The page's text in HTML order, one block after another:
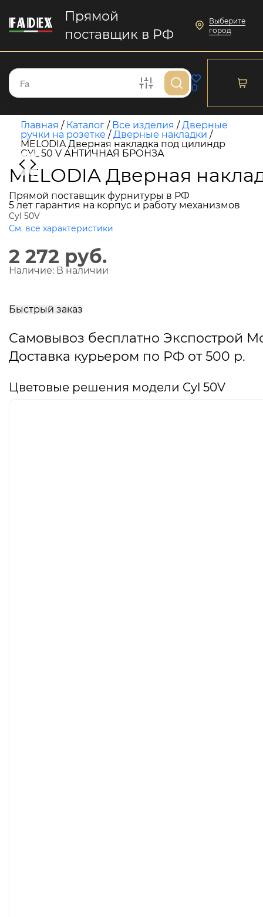
Прямой
поставщик в РФ
Выберите
город
0
Главная / Каталог / Все изделия /Дверные
ручки на розетке /Дверные накладки /
MELODIA Дверная накладка под цилиндр
CYL 50 V АНТИЧНАЯ БРОНЗА
MELODIA Дверная
Прямой поставщик фурнитуры в РФ
5 лет гарантия на корпус и работу механизмов
Cyl 50V
См. все характеристики
2 272 руб.
Наличие: В наличии
Быстрый заказ
Самовывоз бесплатно Экспострой
Доставка курьером по РФ от 500 р.
Цветовые решения модели Cyl 50V